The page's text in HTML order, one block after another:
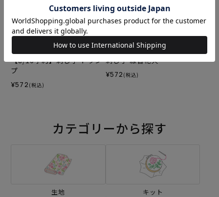
【8/10予約】刺し子 トラン
プ
¥572 (税込)
刺し子 線香花火
¥572 (税込)
カテゴリーから探す
生地 キット